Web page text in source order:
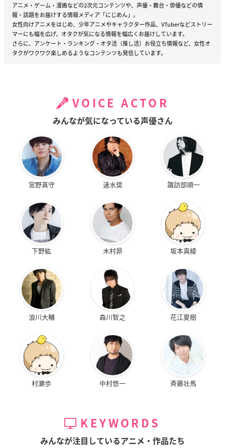
アニメ・ゲーム・漫画などの2次元コンテンツや、声優・舞台・俳優などの情
報・話題をお届けする情報メディア「にじめん」。
女性向けアニメをはじめ、少年アニメやキャラクター作品、VTuberなどストリー
マーにも幅を広げ、オタクが気になる情報を幅広くお届けしています。
さらに、アンケート・ランキング・オタ活（推し活）お役立ち情報など、女性オ
タクがワクワク楽しめるようなコンテンツも発信しています。
VOICE ACTOR
みんなが気になっている声優さん
宮野真守 速水奨 諏訪部順一
下野紘 木村昴 坂本真綾
浪川大輔 森川智之 花江夏樹
村瀬歩 中村悠一 斉藤壮馬
KEYWORDS
みんなが注目しているアニメ・作品たち